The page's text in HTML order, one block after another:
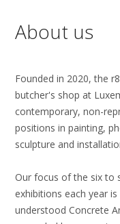
About us
Founded in 2020, the
butcher's shop at
contemporary, non-
positions in painting,
sculpture and
Our focus of the six to
exhibitions each year
understood Concrete